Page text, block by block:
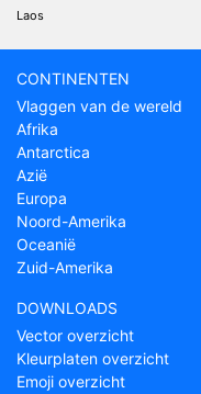
Laos
CONTINENTEN
Vlaggen van de wereld
Afrika
Antarctica
Azië
Europa
Noord-Amerika
Oceanië
Zuid-Amerika
DOWNLOADS
Vector overzicht
Kleurplaten overzicht
Emoji overzicht